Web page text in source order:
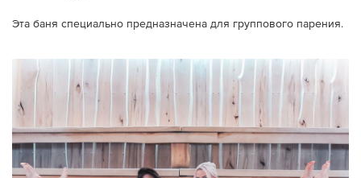
Эта баня специально предназначена для группового парения.